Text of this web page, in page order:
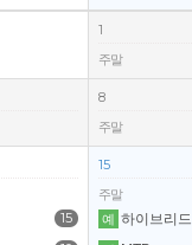
1
주말
8
주말
15
15
주말
예 하이브리드